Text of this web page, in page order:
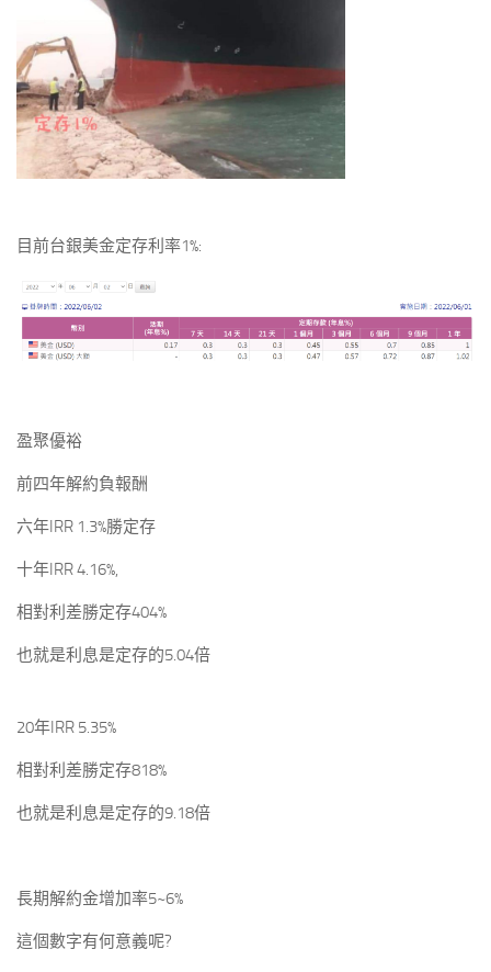
目前台銀美金定存利率1%:
盈聚優裕
前四年解約負報酬
六年IRR 1.3%勝定存
十年IRR 4.16%,
相對利差勝定存404%
也就是利息是定存的5.04倍
20年IRR 5.35%
相對利差勝定存818%
也就是利息是定存的9.18倍
長期解約金增加率5~6%
這個數字有何意義呢?